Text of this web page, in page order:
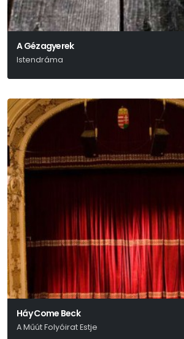
A Gézagyerek
Istendráma
Háy Come Beck
A Műút Folyóirat Estje